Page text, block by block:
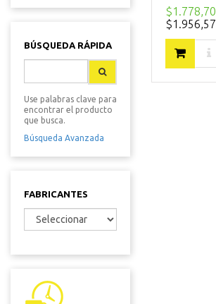
BÚSQUEDA RÁPIDA
Use palabras clave para
encontrar el producto
que busca.
Búsqueda Avanzada
FABRICANTES
$1.778,70
$1.956,57